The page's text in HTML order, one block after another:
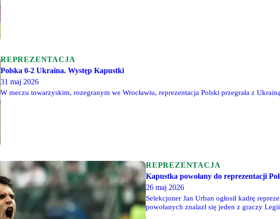
REPREZENTACJA
Polska 0-2 Ukraina. Występ Kapustki
31 maj 2026
W meczu towarzyskim, rozegranym we Wrocławiu, reprezentacja Polski przegrała z
REPREZENTACJA
Kapustka powołany do reprezentacji
26 maj 2026
Selekcjoner Jan Urban ogłosił kadrę
powołanych znalazł się jeden z graczy